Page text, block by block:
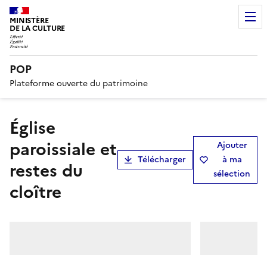
MINISTÈRE
DE LA CULTURE
POP
Plateforme ouverte du patrimoine
Église
paroissiale et
restes du
cloître
Télécharger
Ajouter
à ma
sélection